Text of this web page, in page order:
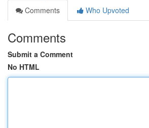
Comments
Who Upvoted
Comments
Submit a Comment
No HTML